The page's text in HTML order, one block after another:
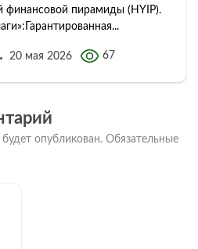
финансовой пирамиды (HYIP).
20 мая 2026 67
опубликован. Обязательные